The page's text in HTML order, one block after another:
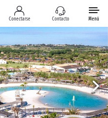
Conectarse Contacto Menú